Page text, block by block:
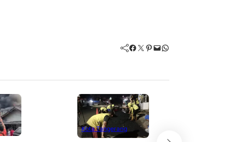
Facebook Twitter Pinterest Mail WhatsApp
Kota Tangerang